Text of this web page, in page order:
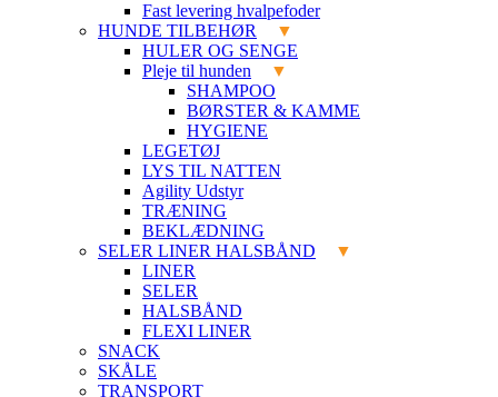
Fast levering hvalpefoder
HUNDE TILBEHØR
HULER OG SENGE
Pleje til hunden
SHAMPOO
BØRSTER & KAMME
HYGIENE
LEGETØJ
LYS TIL NATTEN
Agility Udstyr
TRÆNING
BEKLÆDNING
SELER LINER HALSBÅND
LINER
SELER
HALSBÅND
FLEXI LINER
SNACK
SKÅLE
TRANSPORT